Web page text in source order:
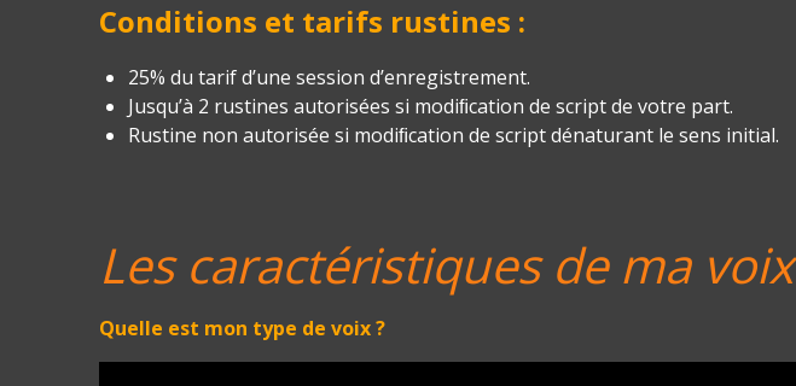
Conditions et tarifs rustines :
25% du tarif d’une session d’enregistrement.
Jusqu’à 2 rustines autorisées si modiﬁcation de script de votre part.
Rustine non autorisée si modiﬁcation de script dénaturant le sens initial.
Les caractéristiques de ma voix
Quelle est mon type de voix ?